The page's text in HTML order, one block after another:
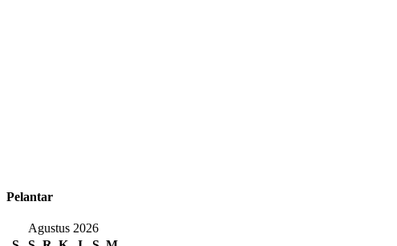
Pelantar
Agustus 2026